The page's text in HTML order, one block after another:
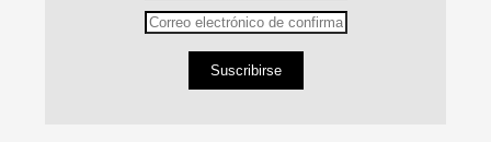
Suscribirse